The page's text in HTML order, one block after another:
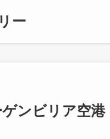
ー
ゲンビリア空